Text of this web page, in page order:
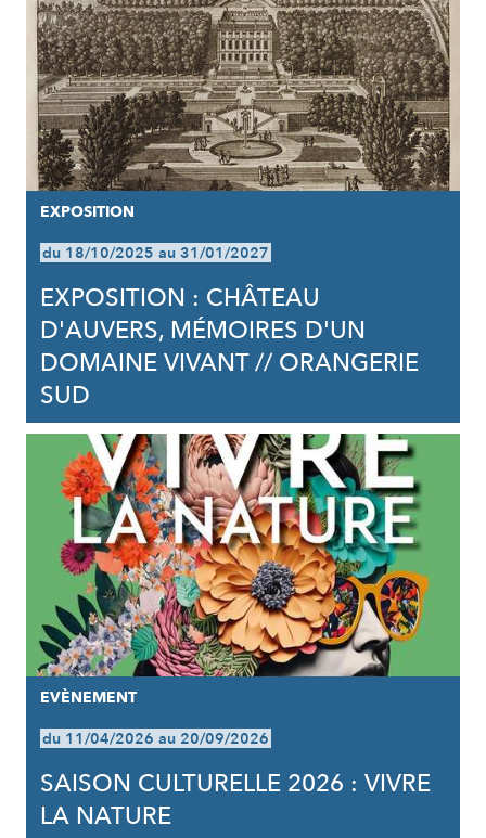
EXPOSITION
du 18/10/2025 au 31/01/2027
EXPOSITION : CHÂTEAU
D'AUVERS, MÉMOIRES D'UN
DOMAINE VIVANT // ORANGERIE
SUD
EVÈNEMENT
du 11/04/2026 au 20/09/2026
SAISON CULTURELLE 2026 : VIVRE
LA NATURE